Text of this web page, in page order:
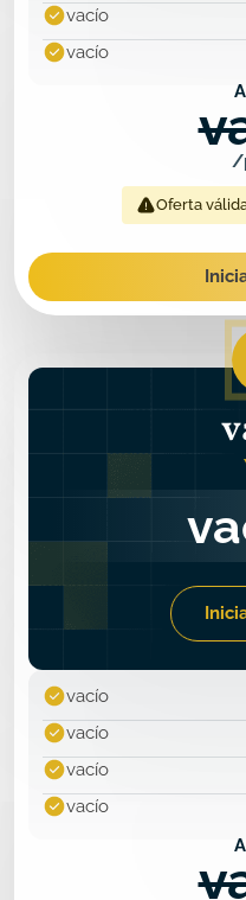
vacío
vacío
/
Oferta
vacío
vacío
vacío
vacío